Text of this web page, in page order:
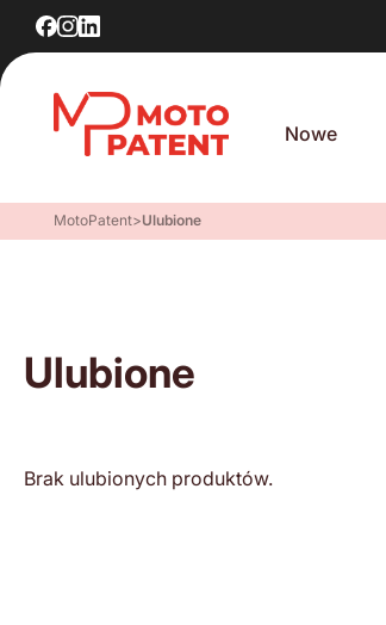
Nowe
MotoPatent>Ulubione
Ulubione
Brak ulubionych produktów.